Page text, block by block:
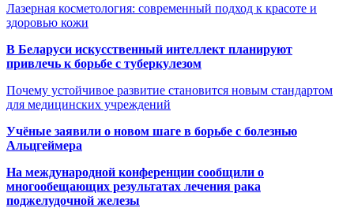
Лазерная косметология: современный подход к красоте и
здоровью кожи
В Беларуси искусственный интеллект планируют
привлечь к борьбе с туберкулезом
Почему устойчивое развитие становится новым стандартом
для медицинских учреждений
Учёные заявили о новом шаге в борьбе с болезнью
Альцгеймера
На международной конференции сообщили о
многообещающих результатах лечения рака
поджелудочной железы